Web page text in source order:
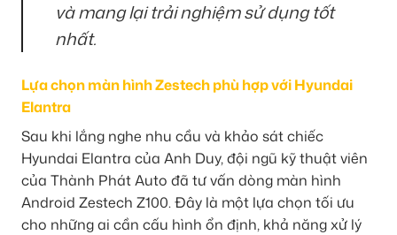
và mang lại trải nghiệm sử dụng tốt
nhất.
Lựa chọn màn hình Zestech phù hợp với Hyundai
Elantra
Sau khi lắng nghe nhu cầu và khảo sát chiếc
Hyundai Elantra của Anh Duy, đội ngũ kỹ thuật viên
của Thành Phát Auto đã tư vấn dòng màn hình
Android Zestech Z100. Đây là một lựa chọn tối ưu
cho những ai cần cấu hình ổn định, khả năng xử lý